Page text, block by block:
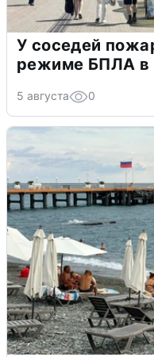
У соседей
режиме БПЛА в
5 августа 0